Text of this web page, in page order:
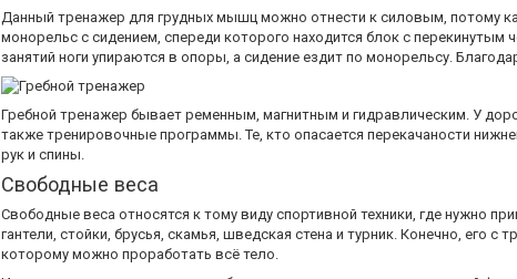
Данный тренажер для грудных мышц можно отнести к силовым, потому
монорельс с сидением, спереди которого находится блок с
занятий ноги упираются в опоры, а сидение ездит по монорельсу.
Гребной тренажер бывает ременным, магнитным и гидравлическим. У
также тренировочные программы. Те, кто опасается перекачаности
рук и спины.
Свободные веса
Свободные веса относятся к тому виду спортивной техники, где нужно
гантели, стойки, брусья, скамья, шведская стена и турник. Конечно,
которому можно проработать всё тело.